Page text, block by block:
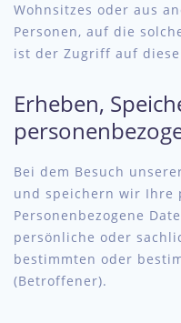
Wohnsitzes oder aus
Personen, auf die
ist der Zugriff auf
Erheben,
Bei dem Besuch
und speichern wir Ihre
Personenbezogene
persönliche oder
bestimmten oder
(Betroffener).